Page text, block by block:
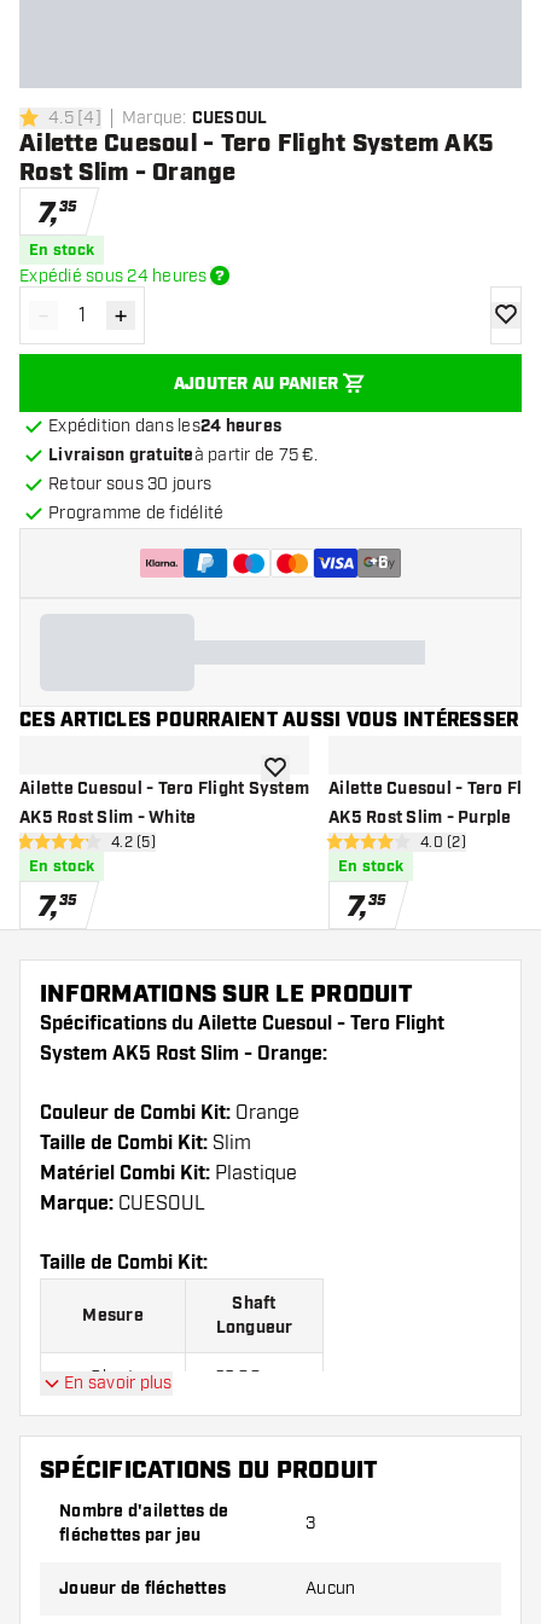
4.5 étoiles de notation
4.5[4] Marque: CUESOUL
Ailette Cuesoul - Tero Flight System AK5
Rost Slim - Orange
7,35
En stock
Expédié sous 24 heures
Diminuer la quantité
- Augmenter la quantité
+
AJOUTER AU PANIER
Expédition dans les24 heures
Livraison gratuiteà partir de 75 €.
Retour sous 30 jours
Programme de fidélité
+6
CES ARTICLES POURRAIENT AUSSI VOUS INTÉRESSER
Ailette Cuesoul - Tero Flight System
AK5 Rost Slim - White
ouvrir le panneau des avis
4.2 étoiles de notation
4.2 (5)
En stock
7,35
ajouter à la liste de souhaits
Ailette Cuesoul - Tero
AK5 Rost Slim - Purple
ouvrir le
4 étoiles de notation
4.0 (2)
En stock
7,35
INFORMATIONS SUR LE PRODUIT
Spécifications du Ailette Cuesoul - Tero Flight
System AK5 Rost Slim - Orange:
Couleur de Combi Kit: Orange
Taille de Combi Kit: Slim
Matériel Combi Kit: Plastique
Marque: CUESOUL
Taille de Combi Kit:
Mesure
Shaft
Longueur
Short 23.00 mm
Long 33.00 mm
Les kits sont vendus par lot de 3.
En savoir plus
SPÉCIFICATIONS DU PRODUIT
Nombre d'ailettes de
fléchettes par jeu
3
Joueur de fléchettes Aucun